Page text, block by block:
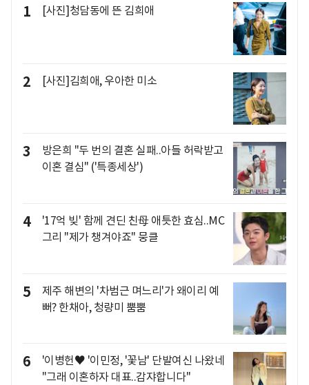
1 [사진]청담동에 뜬 김희애
2 [사진]김희애, 우아한 미소
3
방은희 "두 번의 결혼 실패..아들 허락받고
이혼 결심" ('특종세상')
4
'17억 빚' 함께 견딘 친母 애틋한 효심..MC
그리 "제가 챙겨야죠" 뭉클
5
제주 해변의 '차범근 며느리'가 왜이리 예
뻐? 한채아, 청량미 뿜뿜
6
'이병헌♥ '이민정, '꽃남' 단발여신 나왔네
"그래 이혼하자 대표..감쟈합니다"